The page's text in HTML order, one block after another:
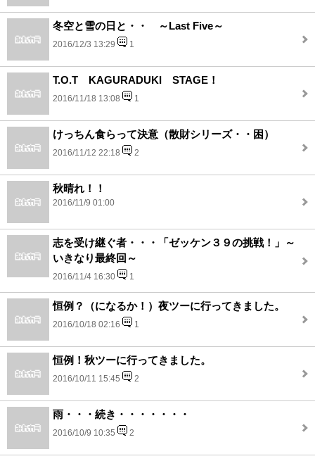
冬空と雪の日と・・ ～Last Five～
2016/12/3 13:29 1
T.O.T KAGURADUKI STAGE！
2016/11/18 13:08 1
けっちん食らって決意（散財シリーズ・・困）
2016/11/12 22:18 2
秋晴れ！！
2016/11/9 01:00
志を受け継ぐ者・・・「ゼッケン３９の挑戦！」～
いきなり最終回～
2016/11/4 16:30 1
恒例？（になるか！）夜ツーに行ってきました。
2016/10/18 02:16 1
恒例！秋ツーに行ってきました。
2016/10/11 15:45 2
雨・・・続き・・・・・・・
2016/10/9 10:35 2